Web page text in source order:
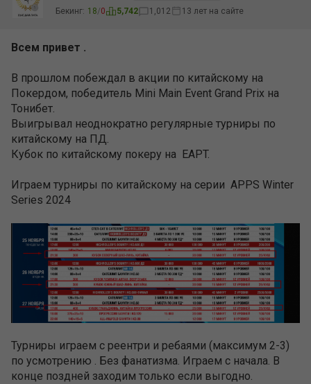
Бекинг: 18/0 5,742 1,012 13 лет на сайте
Всем привет .
В прошлом побеждал в акции по китайскому на
Покердом, победитель Mini Main Event Grand Prix на
Тонибет.
Выигрывал неоднократно регулярные турниры по
китайскому на ПД.
Кубок по китайскому покеру на EAPT.
Играем турниры по китайскому на серии APPS Winter
Series 2024
Турниры играем с реентри и ребаями (максимум 2-3)
по усмотрению . Без фанатизма. Играем с начала. В
конце поздней заходим только если выгодно.